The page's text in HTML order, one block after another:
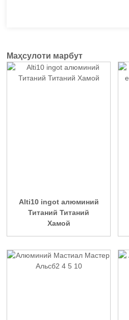
Маҳсулоти марбут
Alti10 ingot алюминий
Титаний Титаний
Хамой